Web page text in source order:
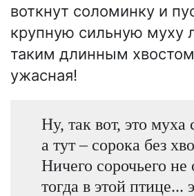
воткнут соломинку и
крупную сильную муху
таким длинным
ужасная!
Ну, так вот, это муха
а тут – сорока без
Ничего сорочьего не
тогда в этой птице...